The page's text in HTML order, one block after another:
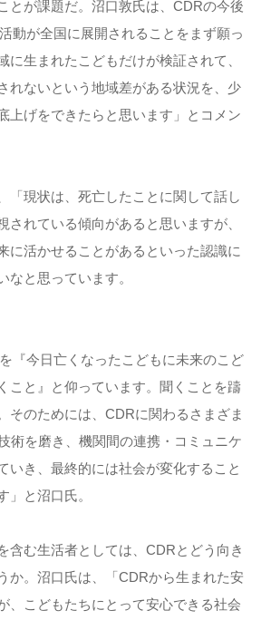
とが課題だ。沼口敦氏は、CDRの今後
動が全国に展開されることをまず願っ
に生まれたこどもだけが検証されて、
れないという地域差がある状況を、少
上げをできたらと思います」とコメン
「現状は、死亡したことに関して話し
されている傾向があると思いますが、
に活かせることがあるといった認識に
なと思っています。
『今日亡くなったこどもに未来のこど
こと』と仰っています。聞くことを躊
そのためには、CDRに関わるさまざま
術を磨き、機関間の連携・コミュニケ
いき、最終的には社会が変化すること
」と沼口氏。
含む生活者としては、CDRとどう向き
か。沼口氏は、「CDRから生まれた安
、こどもたちにとって安心できる社会